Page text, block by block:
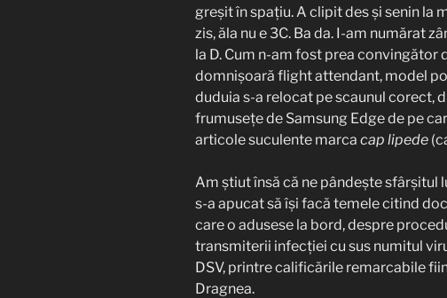
greșit în spațiu. A clipit des și senin la
zis, ăla nu e 3C. Ba da. I-am numărat
la D. Cum n-am fost prea convingător
domnișoară flight attendant, model
duduia s-a relocat pe scaunul corect,
frumusețe de Samsung Edge de pe
articole suculente marca cap lipede
Am știut însă că ne pândește sfârșitul
s-a apucat să își facă temele citind
care o adusese la bord, despre
transmiterii infecției cu sus numitul
DSV, printre calificările remarcabile
Dragnea.